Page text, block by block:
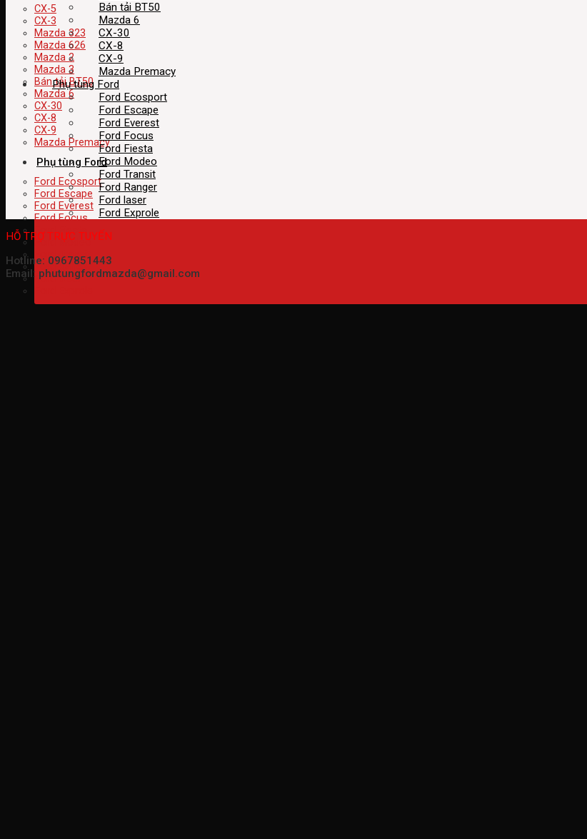
CX-5
CX-3
Mazda 323
Mazda 626
Mazda 2
Mazda 3
Bán tải BT50
Mazda 6
CX-30
CX-8
CX-9
Mazda Premacy
Phụ tùng Ford
Ford Ecosport
Ford Escape
Ford Everest
Ford Focus
Ford Fiesta
Ford Modeo
Ford Transit
Ford Ranger
Ford laser
Bán tải BT50
Mazda 6
CX-30
CX-8
CX-9
Mazda Premacy
Phụ tùng Ford
Ford Ecosport
Ford Escape
Ford Everest
Ford Focus
Ford Fiesta
Ford Modeo
Ford Transit
Ford Ranger
Ford laser
Ford Exprole
HỖ TRỢ TRỰC TUYẾN
Hotline: 0967851443
Email: phutungfordmazda@gmail.com